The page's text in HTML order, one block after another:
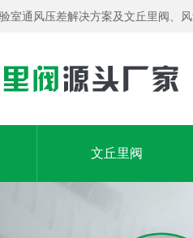
通风压差解决方案及文丘里阀、
文丘里阀